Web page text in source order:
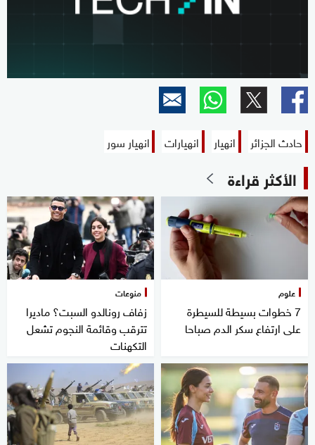
حادث الجزائر انهيار انهيارات انهيار سور
الأكثر قراءة
علوم
7 خطوات بسيطة للسيطرة
على ارتفاع سكر الدم صباحا
منوعات
زفاف رونالدو السبت؟ ماديرا
تترقب وقائمة النجوم تشعل
التكهنات